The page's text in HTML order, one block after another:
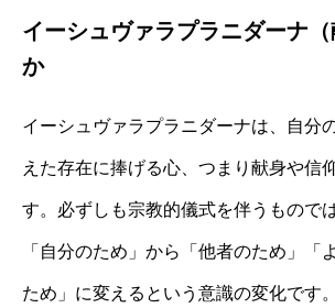
イーシュヴァラプラニダーナ
か
イーシュヴァラプラニダーナは、自分
えた存在に捧げる心、つまり献身や信
す。必ずしも宗教的儀式を伴うもので
「自分のため」から「他者のため」「
ため」に変えるという意識の変化です。